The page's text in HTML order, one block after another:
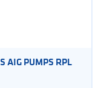
AIG PUMPS RPL